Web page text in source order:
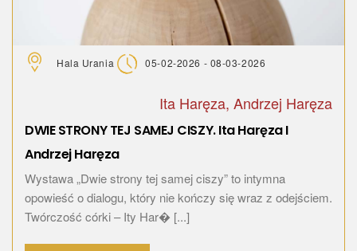
Hala Urania 05-02-2026 - 08-03-2026
Ita Haręza, Andrzej Haręza
DWIE STRONY TEJ SAMEJ CISZY. Ita Haręza I
Andrzej Haręza
Wystawa „Dwie strony tej samej ciszy” to intymna
opowieść o dialogu, który nie kończy się wraz z odejściem.
Twórczość córki – Ity Har� [...]